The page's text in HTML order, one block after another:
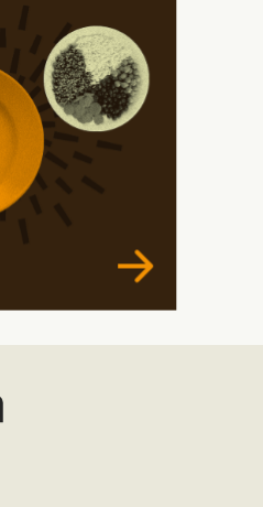
de Saúde, 2019.
Elaborado pelo CEDRA.